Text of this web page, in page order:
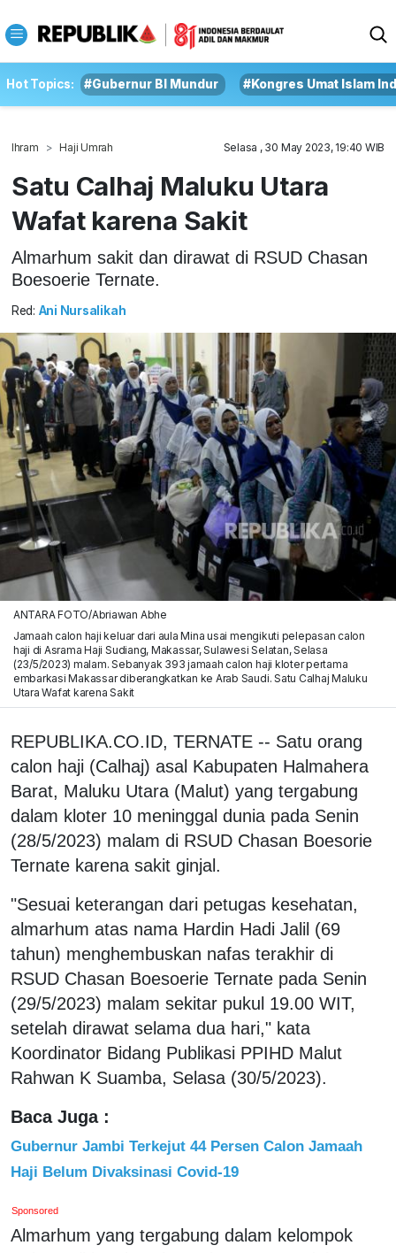
Hot Topics: #Gubernur BI Mundur #Kongres Umat Islam
Ihram Haji Umrah Selasa , 30 May 2023, 19:40 WIB
Satu Calhaj Maluku Utara
Wafat karena Sakit
Almarhum sakit dan dirawat di RSUD Chasan
Boesoerie Ternate.
Red: Ani Nursalikah
ANTARA FOTO/Abriawan Abhe
Jamaah calon haji keluar dari aula Mina usai mengikuti pelepasan calon
haji di Asrama Haji Sudiang, Makassar, Sulawesi Selatan, Selasa
(23/5/2023) malam. Sebanyak 393 jamaah calon haji kloter pertama
embarkasi Makassar diberangkatkan ke Arab Saudi. Satu Calhaj Maluku
Utara Wafat karena Sakit
REPUBLIKA.CO.ID, TERNATE -- Satu orang
calon haji (Calhaj) asal Kabupaten Halmahera
Barat, Maluku Utara (Malut) yang tergabung
dalam kloter 10 meninggal dunia pada Senin
(28/5/2023) malam di RSUD Chasan Boesorie
Ternate karena sakit ginjal.
"Sesuai keterangan dari petugas kesehatan,
almarhum atas nama Hardin Hadi Jalil (69
tahun) menghembuskan nafas terakhir di
RSUD Chasan Boesoerie Ternate pada Senin
(29/5/2023) malam sekitar pukul 19.00 WIT,
setelah dirawat selama dua hari," kata
Koordinator Bidang Publikasi PPIHD Malut
Rahwan K Suamba, Selasa (30/5/2023).
Baca Juga :
Gubernur Jambi Terkejut 44 Persen Calon Jamaah
Haji Belum Divaksinasi Covid-19
Sponsored
Almarhum yang tergabung dalam kelompok